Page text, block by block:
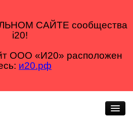
САЙТЕ сообщества
i20!
ООО «И20» расположен
и20.рф